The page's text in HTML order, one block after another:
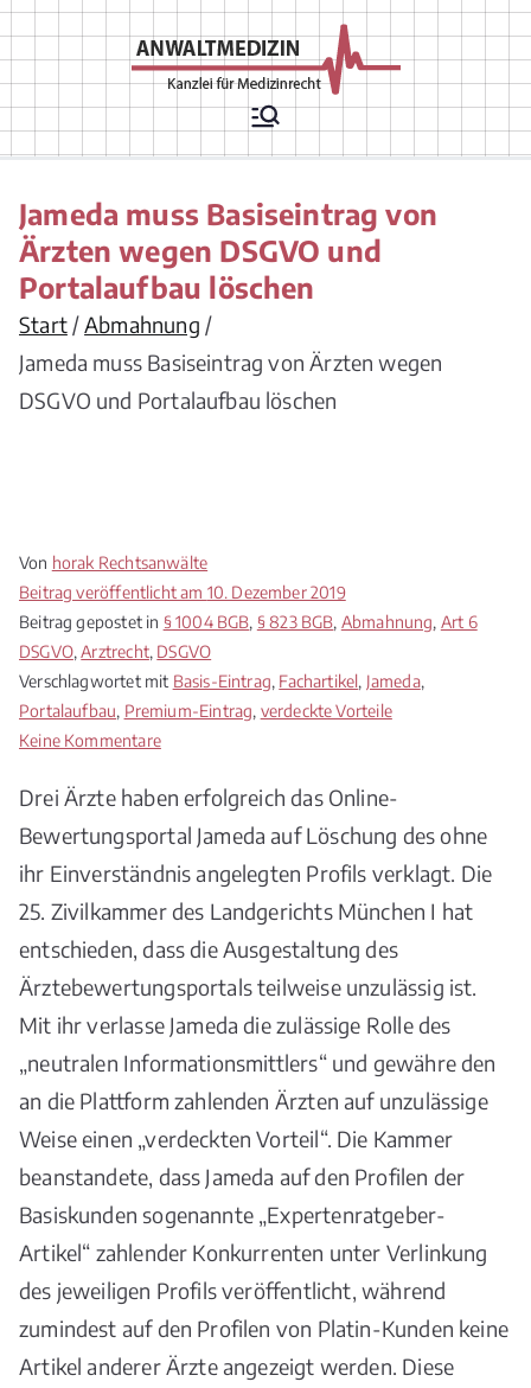
Zum
Inhalt
springen
Rechtsanwälte
für
Medizinrecht
Arztrecht, Arzthaftungsrecht,
Arztvertragsrecht,
Krankenhausrecht,
Medizinprodukterecht,
Apothekenrecht,
Pflegeversicherungsrecht,
Gesellschaftsrecht/ Berufsrecht/
Jameda muss Basiseintrag von
Ärzten wegen DSGVO und
Portalaufbau löschen
Start
Abmahnung
Jameda muss Basiseintrag von Ärzten wegen
DSGVO und Portalaufbau löschen
Von horak Rechtsanwälte
Beitrag veröffentlicht am 10. Dezember 2019
Beitrag gepostet in § 1004 BGB, § 823 BGB, Abmahnung, Art 6
DSGVO,Arztrecht, DSGVO
Verschlagwortet mit Basis-Eintrag, Fachartikel, Jameda,
Portalaufbau, Premium-Eintrag, verdeckte Vorteile
Keine Kommentarezu
muss
Basiseintrag
Ärzten
wegen
DSGVO
Portalaufbau
löschen
Drei Ärzte haben erfolgreich das Online-
Bewertungsportal Jameda auf Löschung des ohne
ihr Einverständnis angelegten Profils verklagt. Die
25. Zivilkammer des Landgerichts München I hat
entschieden, dass die Ausgestaltung des
Ärztebewertungsportals teilweise unzulässig ist.
Mit ihr verlasse Jameda die zulässige Rolle des
„neutralen Informationsmittlers“ und gewähre den
an die Plattform zahlenden Ärzten auf unzulässige
Weise einen „verdeckten Vorteil“. Die Kammer
beanstandete, dass Jameda auf den Profilen der
Basiskunden sogenannte „Expertenratgeber-
Artikel“ zahlender Konkurrenten unter Verlinkung
des jeweiligen Profils veröffentlicht, während
zumindest auf den Profilen von Platin-Kunden keine
Artikel anderer Ärzte angezeigt werden. Diese